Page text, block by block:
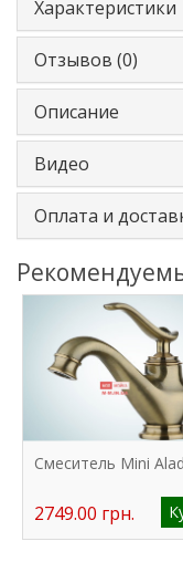
Характеристики
Отзывов (0)
Описание
Видео
Оплата и
Смеситель Mini
2749.00 грн.